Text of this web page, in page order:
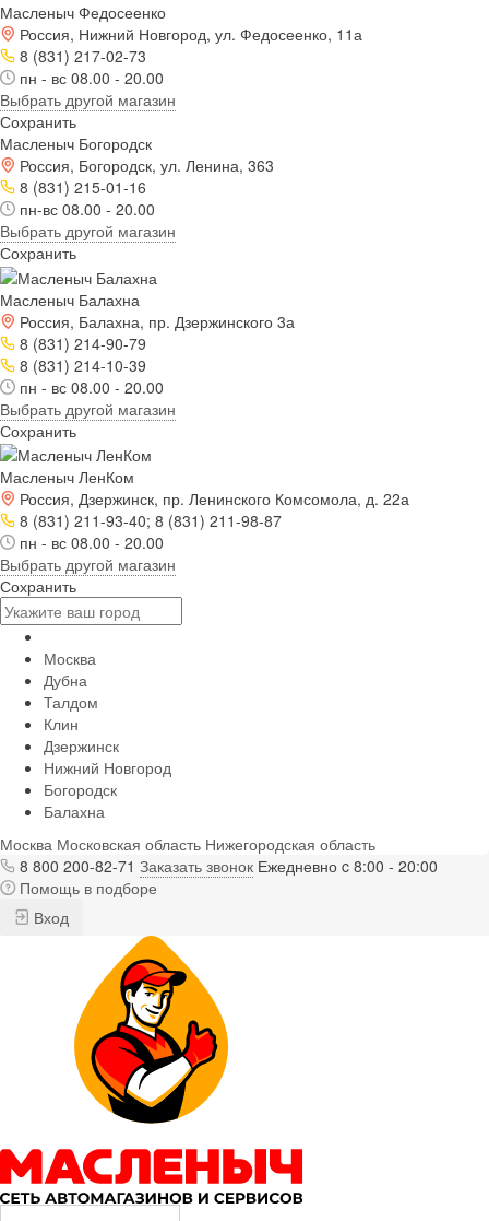
Масленыч Федосеенко
Россия, Нижний Новгород, ул. Федосеенко, 11а
8 (831) 217-02-73
пн - вс 08.00 - 20.00
Выбрать другой магазин
Сохранить
Масленыч Богородск
Россия, Богородск, ул. Ленина, 363
8 (831) 215-01-16
пн-вс 08.00 - 20.00
Выбрать другой магазин
Сохранить
Масленыч Балахна
Россия, Балахна, пр. Дзержинского 3а
8 (831) 214-90-79
8 (831) 214-10-39
пн - вс 08.00 - 20.00
Выбрать другой магазин
Сохранить
Масленыч ЛенКом
Россия, Дзержинск, пр. Ленинского Комсомола, д. 22а
8 (831) 211-93-40; 8 (831) 211-98-87
пн - вс 08.00 - 20.00
Выбрать другой магазин
Сохранить
Москва
Дубна
Талдом
Клин
Дзержинск
Нижний Новгород
Богородск
Балахна
Москва Московская область Нижегородская область
8 800 200-82-71 Заказать звонок Ежедневно c 8:00 - 20:00
Помощь в подборе
Вход